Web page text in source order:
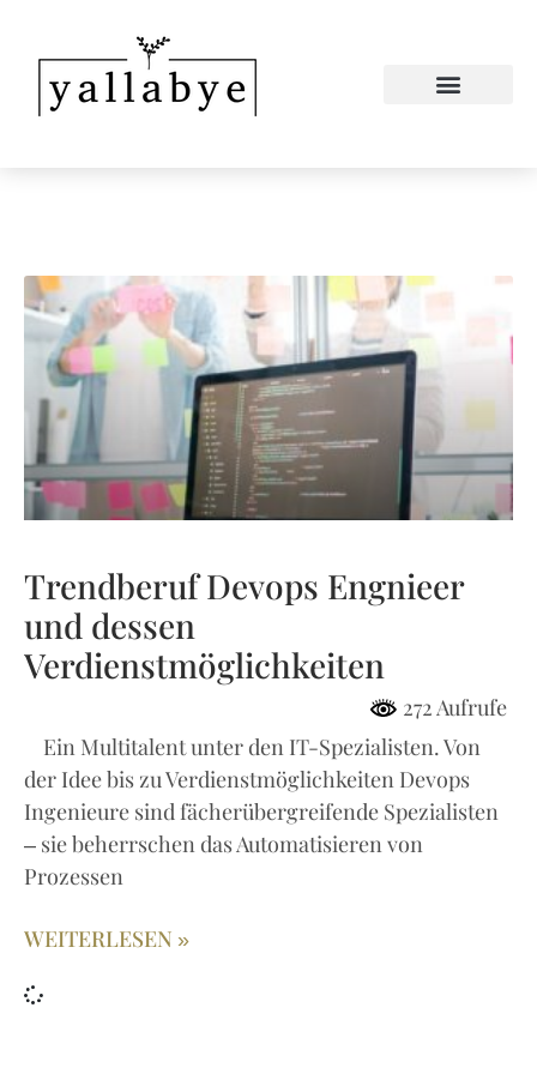
Trendberuf Devops Engnieer
und dessen
Verdienstmöglichkeiten
272 Aufrufe
Ein Multitalent unter den IT-Spezialisten. Von
der Idee bis zu Verdienstmöglichkeiten Devops
Ingenieure sind fächerübergreifende Spezialisten
– sie beherrschen das Automatisieren von
Prozessen
WEITERLESEN »